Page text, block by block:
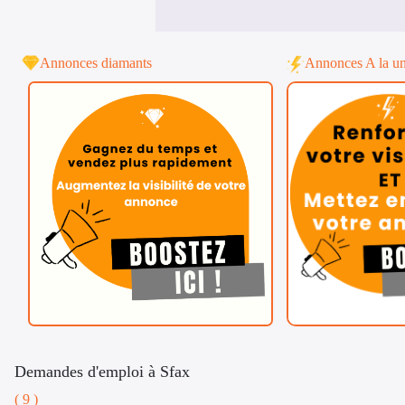
Annonces diamants Annonces A la
Demandes d'emploi à Sfax
( 9 )